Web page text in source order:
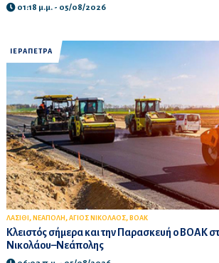
01:18 μ.μ. - 05/08/2026
ΙΕΡΑΠΕΤΡΑ
ΛΑΣΙΘΙ , ΝΕΑΠΟΛΗ , ΑΓΙΟΣ ΝΙΚΟΛΑΟΣ, BOAK
Κλειστός σήμερα και την Παρασκευή ο ΒΟΑΚ
Νικολάου–Νεάπολης